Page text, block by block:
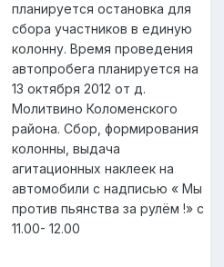
планируется остановка для
сбора участников в единую
колонну. Время проведения
автопробега планируется на
13 октября 2012 от д.
Молитвино Коломенского
района. Сбор, формирования
колонны, выдача
агитационных наклеек на
автомобили с надписью « Мы
против пьянства за рулём !» с
11.00- 12.00